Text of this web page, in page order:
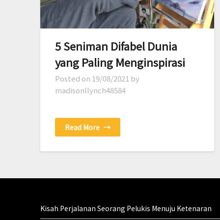
5 Seniman Difabel Dunia
yang Paling Menginspirasi
Posted on 19/08/2021 by
madisonllynch48584
Read More →
Kisah Perjalanan Seorang Pelukis Menuju Ketenaran